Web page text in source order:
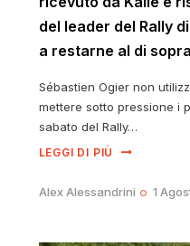
del leader del Rally
a restarne al di
Sébastien Ogier non
mettere sotto pressione i
sabato del Rally…
LEGGI DI PIÙ
Alex Alessandrini 1